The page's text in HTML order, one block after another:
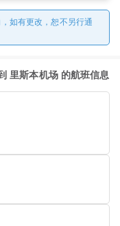
如有更改，恕不另行通
里斯本机场 的航班信息